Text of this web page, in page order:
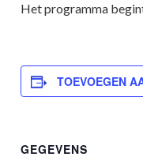
Het programma
TOEVOEGEN
GEGEVENS